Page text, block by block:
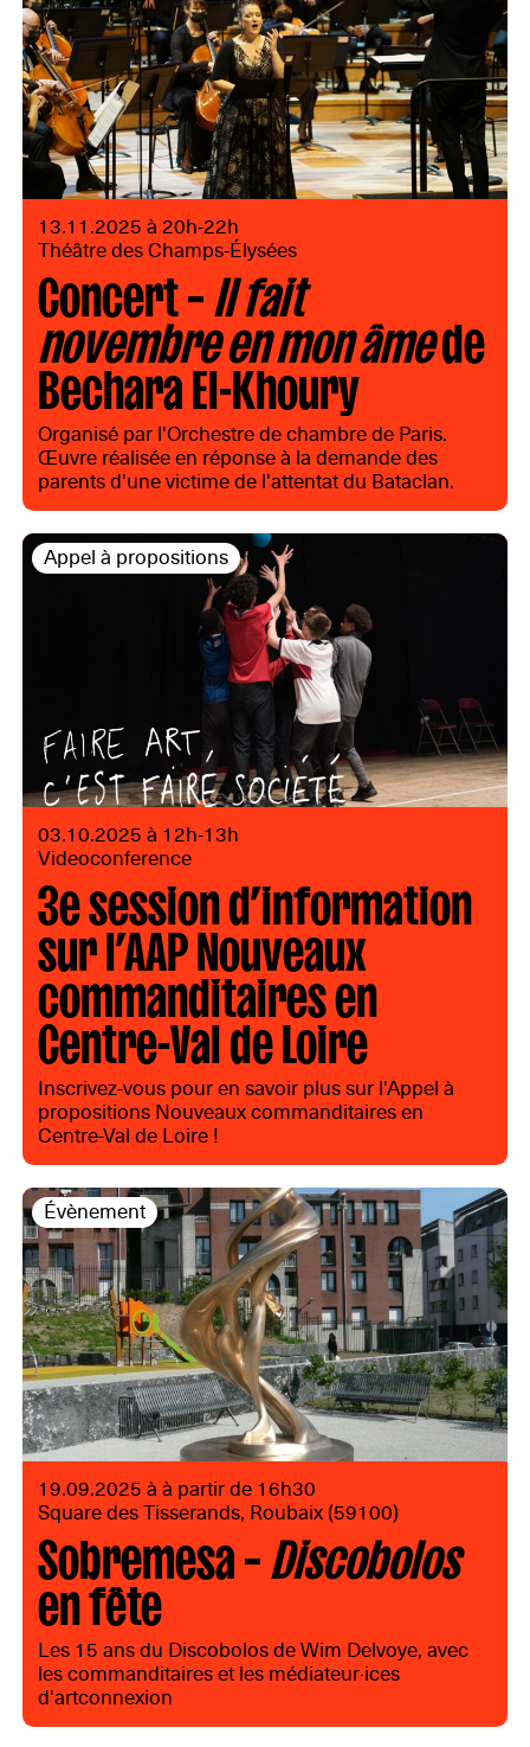
13.11.2025 à 20h-22h
Théâtre des Champs-Élysées
Concert –Il fait
novembre en mon âmede
Bechara El-Khoury
Organisé par l'Orchestre de chambre de Paris.
Œuvre réalisée en réponse à la demande des
parents d'une victime de l'attentat du Bataclan.
Appel à propositions
03.10.2025 à 12h-13h
Videoconference
3e session d’information
sur l’AAP Nouveaux
commanditaires en
Centre-Val de Loire
Inscrivez-vous pour en savoir plus sur l'Appel à
propositions Nouveaux commanditaires en
Centre-Val de Loire !
Évènement
19.09.2025 à à partir de 16h30
Square des Tisserands, Roubaix (59100)
Sobremesa –Discobolos
en fête
Les 15 ans du Discobolos de Wim Delvoye, avec
les commanditaires et les médiateur·ices
d'artconnexion